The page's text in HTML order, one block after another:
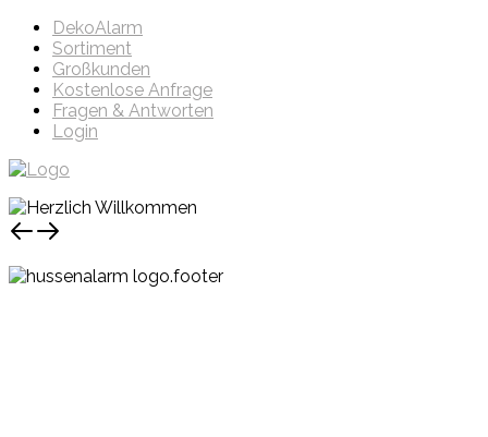
DekoAlarm
Sortiment
Großkunden
Kostenlose Anfrage
Fragen & Antworten
Login